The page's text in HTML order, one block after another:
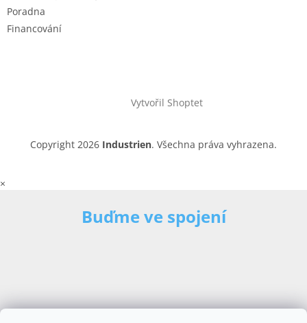
Poradna
Financování
Vytvořil Shoptet
Copyright 2026 Industrien. Všechna práva vyhrazena.
×
Buďme ve spojení